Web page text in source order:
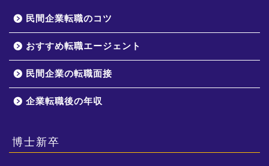
民間企業転職のコツ
おすすめ転職エージェント
民間企業の転職面接
企業転職後の年収
博士新卒